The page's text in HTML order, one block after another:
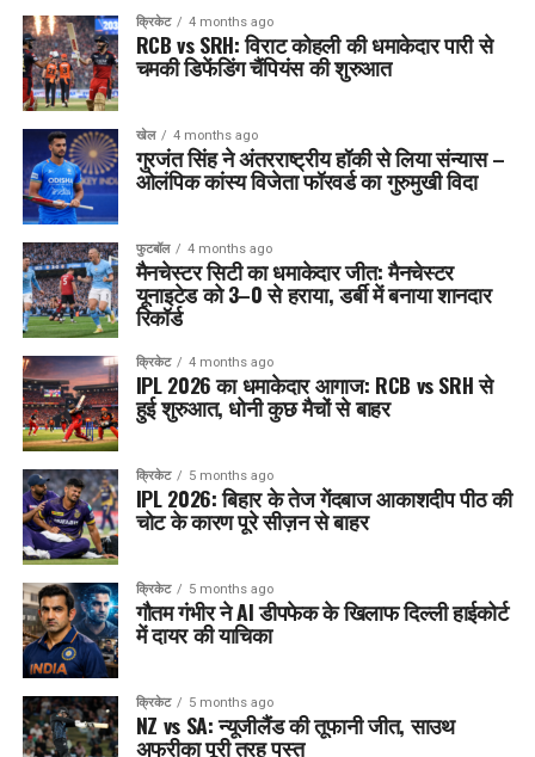
क्रिकेट 4 months ago
RCB vs SRH: विराट कोहली की धमाकेदार पारी से
चमकी डिफेंडिंग चैंपियंस की शुरुआत
खेल 4 months ago
गुरजंत सिंह ने अंतरराष्ट्रीय हॉकी से लिया संन्यास –
ओलंपिक कांस्य विजेता फॉरवर्ड का गुरुमुखी विदा
फुटबॉल 4 months ago
मैनचेस्टर सिटी का धमाकेदार जीत: मैनचेस्टर
यूनाइटेड को 3–0 से हराया, डर्बी में बनाया शानदार
रिकॉर्ड
क्रिकेट 4 months ago
IPL 2026 का धमाकेदार आगाज: RCB vs SRH से
हुई शुरुआत, धोनी कुछ मैचों से बाहर
क्रिकेट 5 months ago
IPL 2026: बिहार के तेज गेंदबाज आकाशदीप पीठ की
चोट के कारण पूरे सीज़न से बाहर
क्रिकेट 5 months ago
गौतम गंभीर ने AI डीपफेक के खिलाफ दिल्ली हाईकोर्ट
में दायर की याचिका
क्रिकेट 5 months ago
NZ vs SA: न्यूजीलैंड की तूफानी जीत, साउथ
अफ्रीका पूरी तरह पस्त